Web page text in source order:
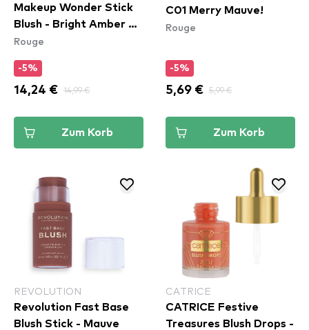
Makeup Wonder Stick
Blush - Bright Amber &
Fuschia (WSB05)
Rouge
-5%
14,24 € 14,99 €
Zum Korb
C01 Merry Mauve!
Rouge
-5%
5,69 € 5,99 €
Zum Korb
REVOLUTION
Revolution Fast Base
Blush Stick - Mauve
CATRICE
CATRICE Festive
Treasures Blush Drops -